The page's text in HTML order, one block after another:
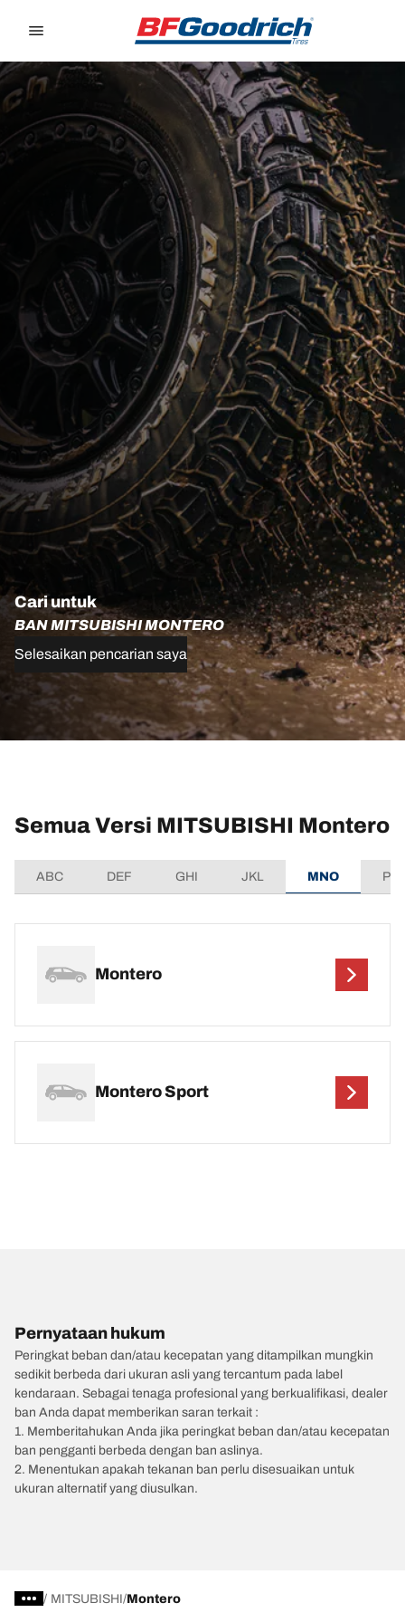
Cari untuk
BAN MITSUBISHI MONTERO
Selesaikan pencarian saya
Semua Versi MITSUBISHI Montero
ABC DEF GHI JKL MNO
Montero
Montero Sport
Pernyataan hukum
Peringkat beban dan/atau kecepatan yang ditampilkan mungkin
sedikit berbeda dari ukuran asli yang tercantum pada label
kendaraan. Sebagai tenaga profesional yang berkualifikasi, dealer
ban Anda dapat memberikan saran terkait :
1. Memberitahukan Anda jika peringkat beban dan/atau kecepatan
ban pengganti berbeda dengan ban aslinya.
2. Menentukan apakah tekanan ban perlu disesuaikan untuk
ukuran alternatif yang diusulkan.
/ MITSUBISHI Montero